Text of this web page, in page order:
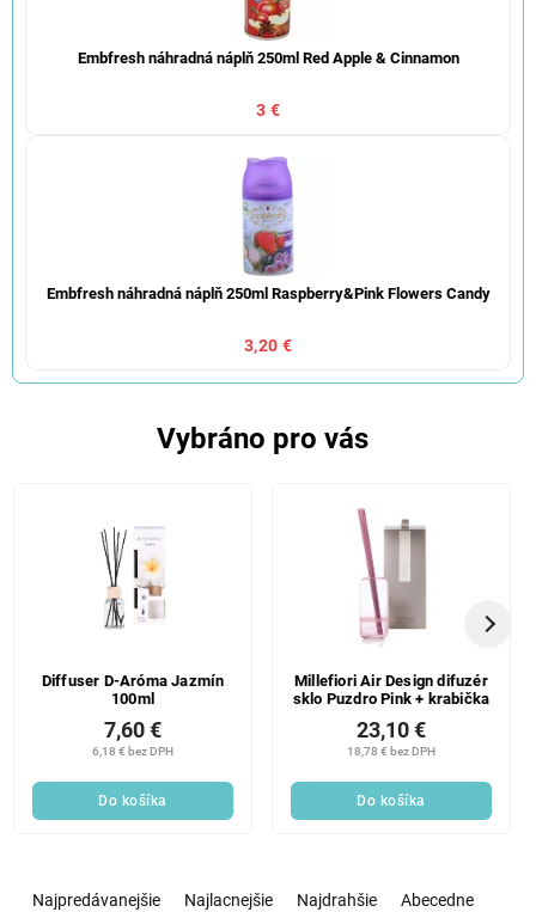
Embfresh náhradná náplň 250ml Red Apple & Cinnamon
3 €
Embfresh náhradná náplň 250ml Raspberry&Pink Flowers Candy
3,20 €
Vybráno pro vás
Diffuser D-Aróma Jazmín
100ml
6,18 € bez DPH
7,60 €
Do košíka
Millefiori Air Design difuzér
sklo Puzdro Pink + krabička
18,78 € bez DPH
23,10 €
Do košíka
Najpredávanejšie Najlacnejšie Najdrahšie Abecedne